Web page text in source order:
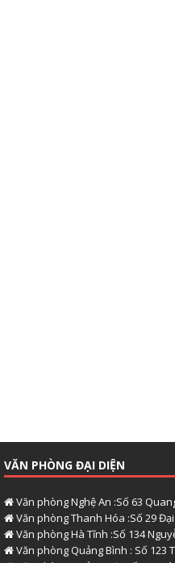
VĂN PHÒNG ĐẠI DIỆN
Văn phòng Nghệ An :Số 63
Văn phòng Thanh Hóa :Số 29
Văn phòng Hà Tĩnh :Số 134
Văn phòng Quảng Bình : Số 123